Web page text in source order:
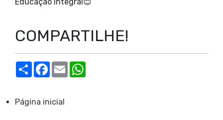
Educação Integral😊
COMPARTILHE!
S
h
F
b
o
E
m
Página inicial